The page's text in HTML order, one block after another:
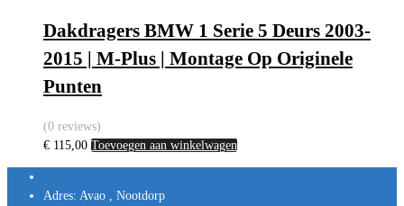
Dakdragers BMW 1 Serie 5 Deurs 2003-
2015 | M-Plus | Montage Op Originele
Punten
(0 reviews)
€ 115,00 Toevoegen aan winkelwagen
Adres: Avao , Nootdorp